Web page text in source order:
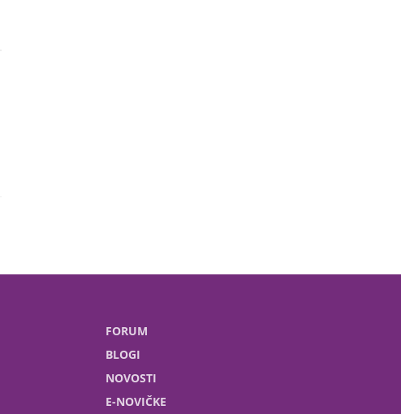
FORUM
BLOGI
NOVOSTI
E-NOVIČKE